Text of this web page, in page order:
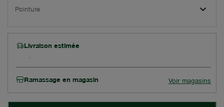
Pointure
Livraison estimée
Ramassage en magasin Voir magasins